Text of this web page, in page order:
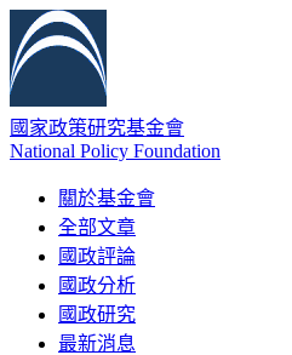
國家政策研究基金會
National Policy Foundation
關於基金會
全部文章
國政評論
國政分析
國政研究
最新消息